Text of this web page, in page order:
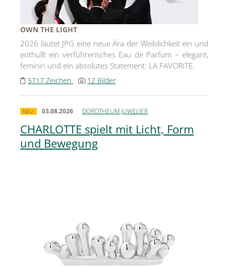
OWN THE LIGHT
2026 läutet JPG eine neue Ära der Weiblichkeit ein und
enthüllt ein verführerisches Eau de Parfum – elegant,
feminin und ein absolutes Statement: LA FAVORITE.
5717 Zeichen 12 Bilder
NEU 03.08.2026 DOROTHEUM JUWELIER
CHARLOTTE spielt mit Licht, Form
und Bewegung